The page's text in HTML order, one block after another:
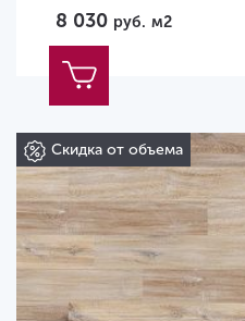
8 030 руб. м2
Скидка от объема